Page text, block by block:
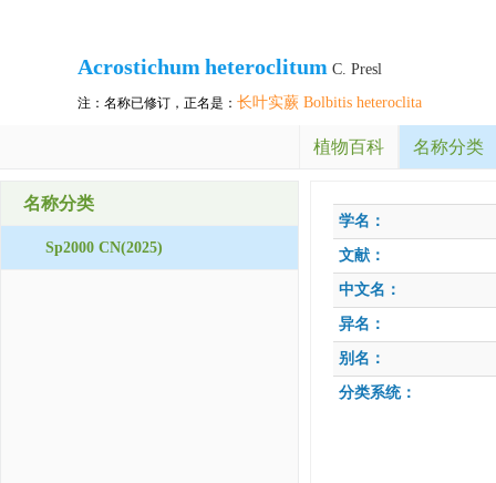
Acrostichum heteroclitum C. Presl
注：名称已修订，正名是： 长叶实蕨 Bolbitis heteroclita
植物百科 名称分类
名称分类
Sp2000 CN(2025)
学名：
文献：
中文名：
异名：
别名：
分类系统：